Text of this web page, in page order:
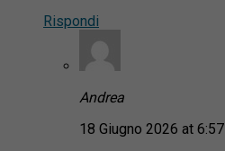
Rispondi
Andrea
18 Giugno 2026 at 6:57